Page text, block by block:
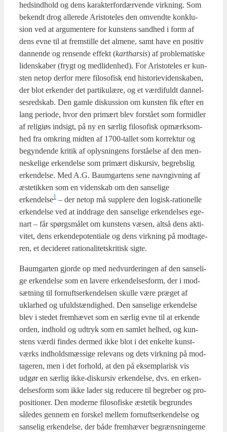
heds­ind­hold og dens karak­ter­for­dær­ven­de virk­ning. Som
bekendt drog alle­re­de Ari­sto­te­les den omvend­te kon­klu­
sion ved at argu­men­te­re for kun­stens sand­hed i form af
dens evne til at frem­stil­le det alme­ne, samt have en posi­tiv
dan­nen­de og ren­sen­de effekt (kart­har­sis) af pro­ble­ma­ti­ske
liden­ska­ber (frygt og med­li­den­hed). For Ari­sto­te­les er kun­
sten net­op der­for mere filo­so­fisk end histo­ri­e­vi­den­ska­ben,
der blot erken­der det par­ti­ku­læ­re, og et vær­di­fuldt dan­nel­
ses­red­skab. Den gam­le dis­kus­sion om kun­sten fik efter en
lang peri­o­de, hvor den pri­mært blev for­stå­et som for­mid­ler
af reli­gi­øs ind­sigt, på ny en sær­lig filo­so­fisk opmærk­som­
hed fra omkring mid­ten af 1700-tal­let som kor­rek­tur og
begyn­den­de kri­tik af oplys­nin­gens for­stå­el­se af den men­
ne­ske­li­ge erken­del­se som pri­mært dis­kur­siv, begrebs­lig
erken­del­se. Med A.G. Baum­g­ar­tens sene navn­giv­ning af
æste­tik­ken som en viden­skab om den san­se­li­ge
erkendelse1 – der net­op må sup­ple­re den logisk-ratio­nel­le
erken­del­se ved at ind­dra­ge den san­se­li­ge erken­del­ses ege­
nart – får spørgs­må­let om kun­stens væsen, alt­så dens akti­
vi­tet, dens erken­de­po­ten­ti­a­le og dens virk­ning på mod­ta­ge­
ren, et deci­de­ret ratio­na­li­tetskri­tisk sig­te.
Baum­g­ar­ten gjor­de op med ned­vur­de­rin­gen af den san­se­li­
ge erken­del­se som en lave­re erken­del­ses­form, der i mod­
sæt­ning til for­nuft­ser­ken­del­sen skul­le være præ­get af
uklar­hed og ufuld­stæn­dig­hed. Den san­se­li­ge erken­del­se
blev i ste­det frem­hæ­vet som en sær­lig evne til at erken­de
orden, ind­hold og udtryk som en sam­let hel­hed, og kun­
stens vær­di fin­des der­med ikke blot i det enkel­te kunst­
værks ind­holds­mæs­si­ge rele­vans og dets virk­ning på mod­
ta­ge­ren, men i det for­hold, at den på eksem­pla­risk vis
udgør en sær­lig ikke-dis­kur­siv erken­del­se, dvs. en erken­
del­ses­form som ikke lader sig redu­ce­re til begre­ber og pro­
po­si­tio­ner. Den moder­ne filo­so­fi­ske æste­tik begrun­des
såle­des gen­nem en for­skel mel­lem for­nuft­ser­ken­del­se og
san­se­lig erken­del­se, der både frem­hæ­ver begræns­nin­ger­ne